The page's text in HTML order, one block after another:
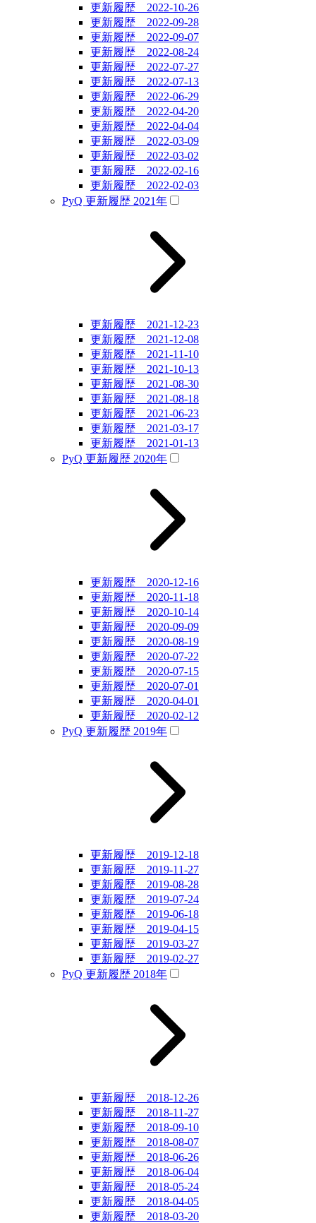
更新履歴 2022-10-26
更新履歴 2022-09-28
更新履歴 2022-09-07
更新履歴 2022-08-24
更新履歴 2022-07-27
更新履歴 2022-07-13
更新履歴 2022-06-29
更新履歴 2022-04-20
更新履歴 2022-04-04
更新履歴 2022-03-09
更新履歴 2022-03-02
更新履歴 2022-02-16
更新履歴 2022-02-03
PyQ 更新履歴 2021年
更新履歴 2021-12-23
更新履歴 2021-12-08
更新履歴 2021-11-10
更新履歴 2021-10-13
更新履歴 2021-08-30
更新履歴 2021-08-18
更新履歴 2021-06-23
更新履歴 2021-03-17
更新履歴 2021-01-13
PyQ 更新履歴 2020年
更新履歴 2020-12-16
更新履歴 2020-11-18
更新履歴 2020-10-14
更新履歴 2020-09-09
更新履歴 2020-08-19
更新履歴 2020-07-22
更新履歴 2020-07-15
更新履歴 2020-07-01
更新履歴 2020-04-01
更新履歴 2020-02-12
PyQ 更新履歴 2019年
更新履歴 2019-12-18
更新履歴 2019-11-27
更新履歴 2019-08-28
更新履歴 2019-07-24
更新履歴 2019-06-18
更新履歴 2019-04-15
更新履歴 2019-03-27
更新履歴 2019-02-27
PyQ 更新履歴 2018年
更新履歴 2018-12-26
更新履歴 2018-11-27
更新履歴 2018-09-10
更新履歴 2018-08-07
更新履歴 2018-06-26
更新履歴 2018-06-04
更新履歴 2018-05-24
更新履歴 2018-04-05
更新履歴 2018-03-20